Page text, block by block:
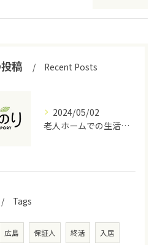
稿 Recent Posts
2024/05/02
老人ホームでの生活費の見積もりと節約方法
Tags
広島 保証人 終活 入居